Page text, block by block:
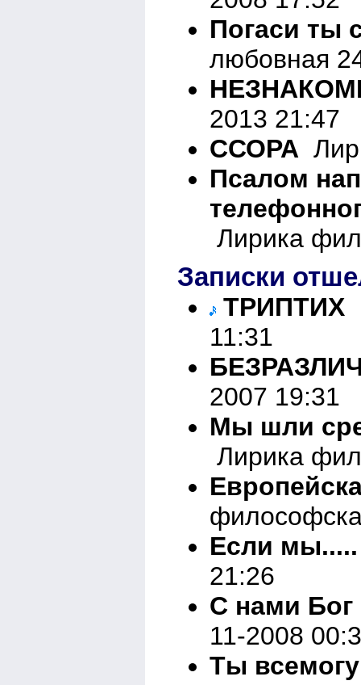
Погаси ты
любовная
2013 21:47
ССОРА
Псалом
Лирика
Записки
ТРИПТИХ
11:31
2007 19:31
Мы шли
Лирика
Если мы.....
21:26
С нами Бог
11-2008
Ты